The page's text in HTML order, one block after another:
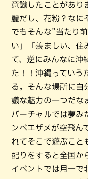
意識したことがあり
麗だし、花粉？なに
でもそんな”当たり
い」「羨ましい、住
て、逆にみんなに沖
た！！沖縄っていう
る。そんな場所に自
議な魅力の一つだな
バーチャルでは夢み
ンベエザメが空飛ん
れてそこで遊ぶこと
配りをすると全国か
イベントでは月一で